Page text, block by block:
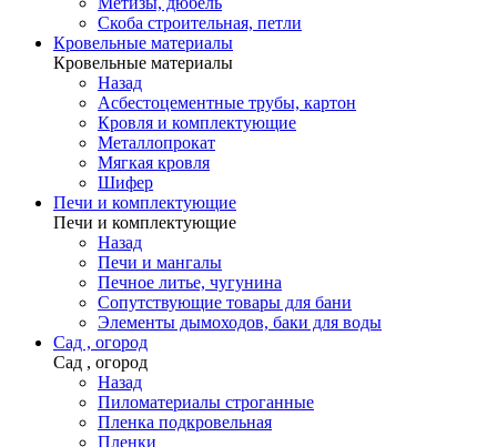
Скоба строительная, петли
Кровельные материалы
Кровельные материалы
Назад
Асбестоцементные трубы, картон
Кровля и комплектующие
Металлопрокат
Мягкая кровля
Шифер
Печи и комплектующие
Печи и комплектующие
Назад
Печи и мангалы
Печное литье, чугунина
Сопутствующие товары для бани
Элементы дымоходов, баки для воды
Сад , огород
Сад , огород
Назад
Пиломатериалы строганные
Пленка подкровельная
Пленки